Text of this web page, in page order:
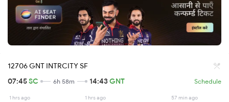
12706 GNT INTRCITY SF
07:45SC 6h 58m 14:43GNT Schedule
1 hrs ago 1 hrs ago 57 min ago